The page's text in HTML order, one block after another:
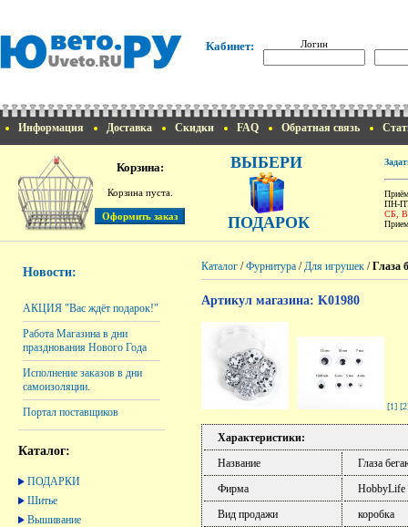
Кабинет: Логин
Информация Доставка Скидки FAQ Обратная связь
Корзина:
Корзина пуста.
ВЫБЕРИ
ПОДАРОК
ПН-
СБ,
Новости:
АКЦИЯ "Вас ждёт подарок!"
Работа Магазина в дни
празднования Нового Года
Исполнение заказов в дни
самоизоляции.
Портал поставщиков
Каталог:
ПОДАРКИ
Шитье
Вышивание
Каталог /Фурнитура /Для игрушек /Глаза
Артикул магазина: K01980
[1]
Характеристики:
Название
Глаза
Фирма
HobbyLife
Вид продажи
коробка